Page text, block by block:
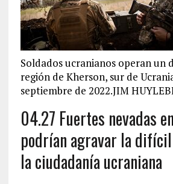
Soldados ucranianos operan un
región de Kherson, sur de
septiembre de 2022.JIM
04.27 Fuertes nevadas
podrían agravar la
la ciudadanía ucraniana